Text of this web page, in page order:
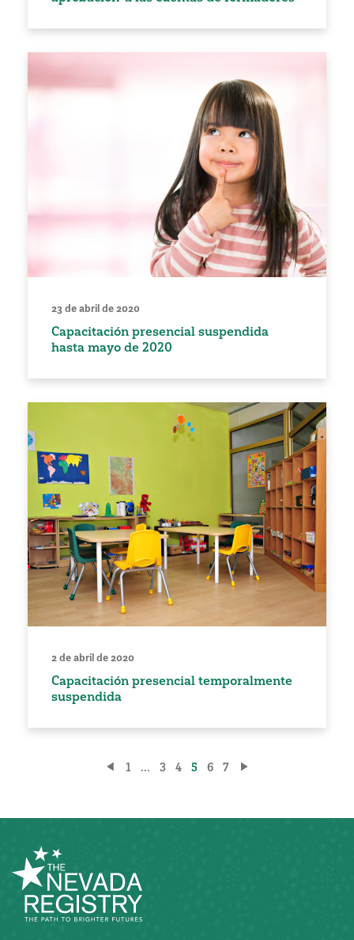
23 de abril de 2020
Capacitación presencial suspendida
hasta mayo de 2020
2 de abril de 2020
Capacitación presencial temporalmente
suspendida
entradas
1 ... 3 4 5 6 7